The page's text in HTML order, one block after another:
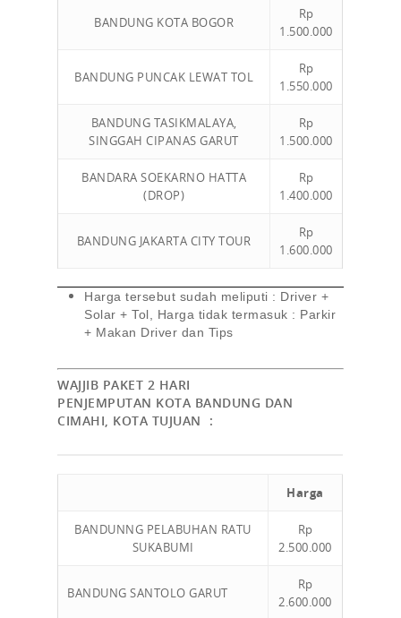
BANDUNG KOTA BOGOR
Rp
1.500.000
BANDUNG PUNCAK LEWAT TOL
Rp
1.550.000
BANDUNG TASIKMALAYA,
SINGGAH CIPANAS GARUT
Rp
1.500.000
BANDARA SOEKARNO HATTA
(DROP)
Rp
1.400.000
BANDUNG JAKARTA CITY TOUR
Rp
1.600.000
Harga tersebut sudah meliputi : Driver +
Solar + Tol, Harga tidak termasuk : Parkir
+ Makan Driver dan Tips
WAJJIB PAKET 2 HARI
PENJEMPUTAN KOTA BANDUNG DAN
CIMAHI, KOTA TUJUAN :
Harga
BANDUNNG PELABUHAN RATU
SUKABUMI
Rp
2.500.000
BANDUNG SANTOLO GARUT
Rp
2.600.000